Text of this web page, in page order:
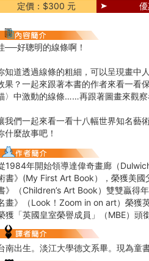
定價：$300 元
──好聰明的線條啊！
知道透過線條的粗細，可以呈現畫中
果？一起來跟著本書的作者來看一看
〉中激動的線條……再跟著圖畫來觀
我們一起來看一看十八幅世界知名藝
什麼故事吧！
1984年開始領導達偉奇畫廊（
書》(My First Art Book），榮獲美
》（Children’s Art Book）雙雙贏得
畫》（Look！Zoom in on art）榮獲
獲「英國皇室榮譽成員」（MBE）頭
南出生。淡江大學德文系畢。現為童